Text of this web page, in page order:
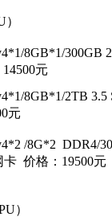
8GB*1/300GB
元
8GB*1/2TB
元
/8G*2 DDR4/
卡 价格：19500元
）